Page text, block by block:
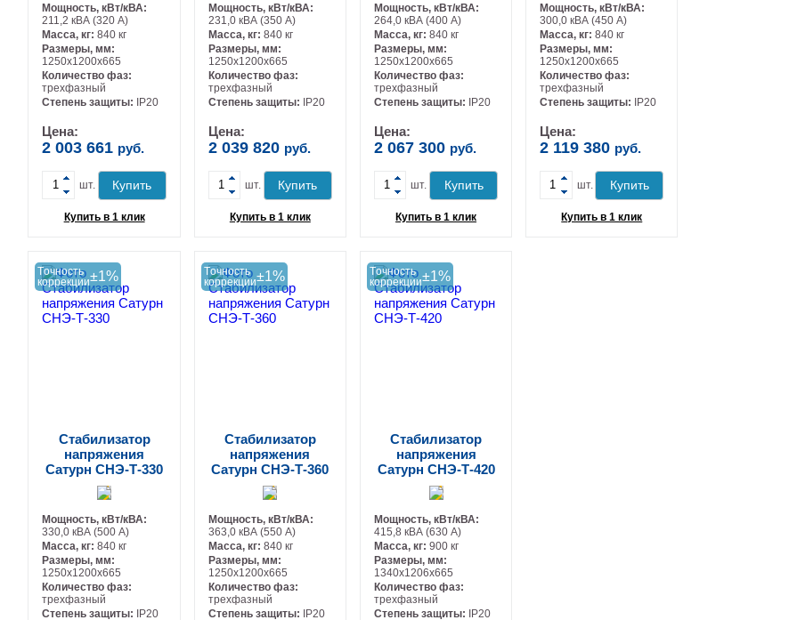
Мощность, кВт/кВА:
211,2 кВА (320 А)
Масса, кг:840 кг
Размеры, мм:
1250х1200х665
Количество фаз:
трехфазный
Степень защиты: IP20
Цена:
2 003 661 руб.
-
+
шт. Купить
Купить в 1 клик
Мощность, кВт/кВА:
231,0 кВА (350 А)
Масса, кг: 840 кг
Размеры, мм:
1250х1200х665
Количество фаз:
трехфазный
Степень защиты: IP20
Цена:
2 039 820 руб.
-
+
шт. Купить
Купить в 1 клик
Мощность, кВт/кВА:
264,0 кВА (400 А)
Масса, кг: 840 кг
Размеры, мм:
1250х1200х665
Количество фаз:
трехфазный
Степень защиты: IP20
Цена:
2 067 300 руб.
-
+
шт. Купить
Купить в 1 клик
Мощность, кВт/кВА:
300,0 кВА (450 А)
Масса, кг:840 кг
Размеры, мм:
1250х1200х665
Количество фаз:
трехфазный
Степень защиты: IP20
Цена:
2 119 380 руб.
-
+
шт. Купить
Купить в 1 клик
Tочность
коррекции±1%
Стабилизатор
напряжения
Сатурн СНЭ-Т-330
Мощность, кВт/кВА:
330,0 кВА (500 А)
Масса, кг:840 кг
Размеры, мм:
1250х1200х665
Количество фаз:
трехфазный
Степень защиты: IP20
Tочность
коррекции±1%
Стабилизатор
напряжения
Сатурн СНЭ-Т-360
Мощность, кВт/кВА:
363,0 кВА (550 А)
Масса, кг: 840 кг
Размеры, мм:
1250х1200х665
Количество фаз:
трехфазный
Степень защиты: IP20
Tочность
коррекции±1%
Стабилизатор
напряжения
Сатурн СНЭ-Т-420
Мощность, кВт/кВА:
415,8 кВА (630 А)
Масса, кг: 900 кг
Размеры, мм:
1340х1206х665
Количество фаз:
трехфазный
Степень защиты: IP20